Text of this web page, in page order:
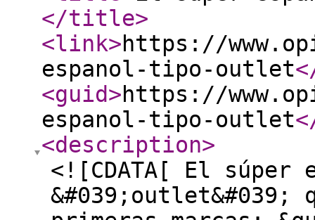
</title>
<link>https://
espanol-tipo-outlet
<guid>https://
espanol-tipo-outlet
<description>
<![CDATA[ El súper